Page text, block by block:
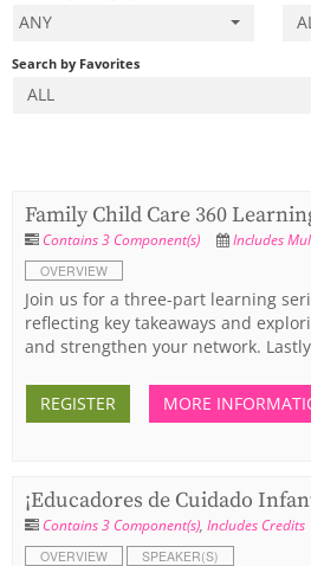
ANY
Search by Favorites
ALL
Family Child Care 360
Contains 3 Component(s) Includes
OVERVIEW
Join us for a three-part learning
reflecting key takeaways and
and strengthen your network.
REGISTER MORE
¡Educadores de Cuidado
Contains 3 Component(s), Includes Credits
OVERVIEW SPEAKER(S)